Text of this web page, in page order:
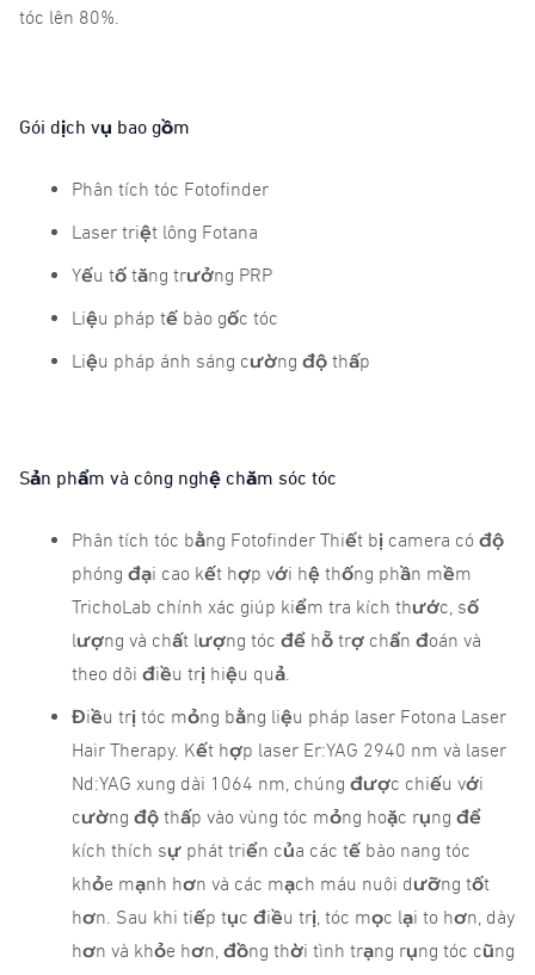
tóc lên 80%.
Gói dịch vụ bao gồm
Phân tích tóc Fotofinder
Laser triệt lông Fotana
Yếu tố tăng trưởng PRP
Liệu pháp tế bào gốc tóc
Liệu pháp ánh sáng cường độ thấp
Sản phẩm và công nghệ chăm sóc tóc
Phân tích tóc bằng Fotofinder Thiết bị camera có độ
phóng đại cao kết hợp với hệ thống phần mềm
TrichoLab chính xác giúp kiểm tra kích thước, số
lượng và chất lượng tóc để hỗ trợ chẩn đoán và
theo dõi điều trị hiệu quả.
Điều trị tóc mỏng bằng liệu pháp laser Fotona Laser
Hair Therapy. Kết hợp laser Er:YAG 2940 nm và laser
Nd:YAG xung dài 1064 nm, chúng được chiếu với
cường độ thấp vào vùng tóc mỏng hoặc rụng để
kích thích sự phát triển của các tế bào nang tóc
khỏe mạnh hơn và các mạch máu nuôi dưỡng tốt
hơn. Sau khi tiếp tục điều trị, tóc mọc lại to hơn, dày
hơn và khỏe hơn, đồng thời tình trạng rụng tóc cũng